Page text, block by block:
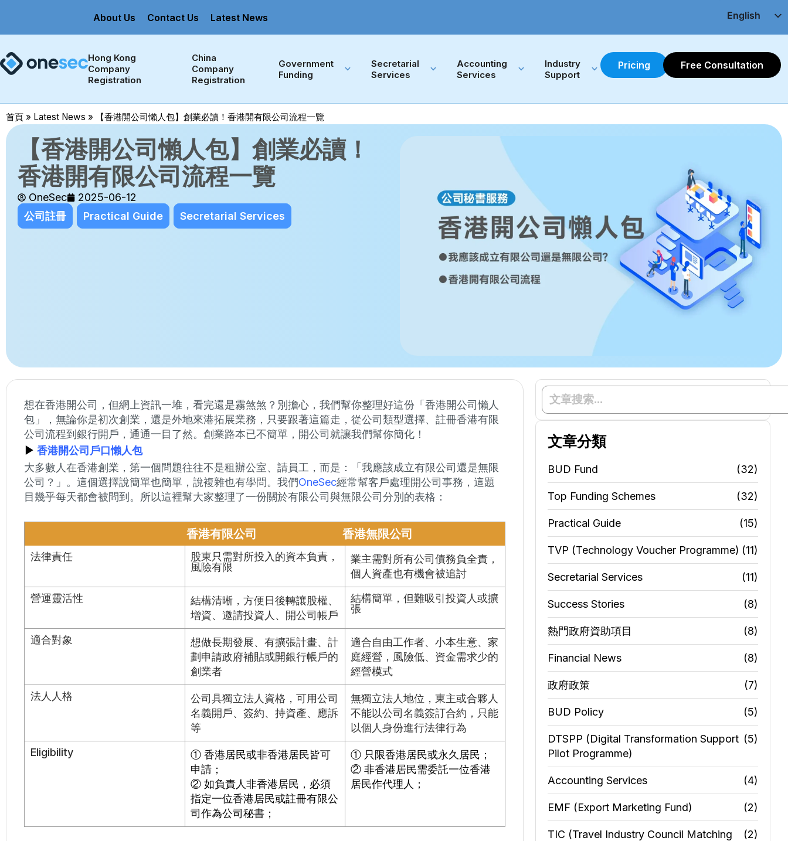
About Us Contact Us Latest News
English
Chinese(繁)
Hong Kong
Company
Registration
China
Company
Registration
Government
Funding
Secretarial
Services
Accounting
Services
Industry
Support
Pricing Free Consultation
首頁 » Latest News » 【香港開公司懶人包】創業必讀！香港開有限公司流程一覽
【香港開公司懶人包】創業必讀！
香港開有限公司流程一覽
OneSec
2025-06-12
公司註冊
Practical Guide Secretarial Services
想在香港開公司，但網上資訊一堆，看完還是霧煞煞？別擔心，我們幫你整理好這份「香港開公司懶人
包」，無論你是初次創業，還是外地來港拓展業務，只要跟著這篇走，從公司類型選擇、註冊香港有限
公司流程到銀行開戶，通通一目了然。創業路本已不簡單，開公司就讓我們幫你簡化！
▶ 香港開公司戶口懶人包
大多數人在香港創業，第一個問題往往不是租辦公室、請員工，而是：「我應該成立有限公司還是無限
公司？」。這個選擇說簡單也簡單，說複雜也有學問。我們OneSec經常幫客戶處理開公司事務，這題
目幾乎每天都會被問到。所以這裡幫大家整理了一份關於有限公司與無限公司分別的表格：
香港有限公司 香港無限公司
法律責任
股東只需對所投入的資本負責，
風險有限
業主需對所有公司債務負全責，
個人資產也有機會被追討
營運靈活性
結構清晰，方便日後轉讓股權、
增資、邀請投資人、開公司帳戶
結構簡單，但難吸引投資人或擴
張
適合對象
想做長期發展、有擴張計畫、計
劃申請政府補貼或開銀行帳戶的
創業者
適合自由工作者、小本生意、家
庭經營，風險低、資金需求少的
經營模式
法人人格
公司具獨立法人資格，可用公司
名義開戶、簽約、持資產、應訴
等
無獨立法人地位，東主或合夥人
不能以公司名義簽訂合約，只能
以個人身份進行法律行為
Eligibility
① 香港居民或非香港居民皆可
申請；
② 如負責人非香港居民，必須
指定一位香港居民或註冊有限公
司作為公司秘書；
① 只限香港居民或永久居民；
② 非香港居民需委託一位香港
居民作代理人；
文章分類
BUD Fund (32)
Top Funding Schemes (32)
Practical Guide (15)
TVP (Technology Voucher Programme) (11)
Secretarial Services (11)
Success Stories (8)
熱門政府資助項目 (8)
Financial News (8)
政府政策 (7)
BUD Policy (5)
DTSPP (Digital Transformation Support
Pilot Programme)
(5)
Accounting Services (4)
EMF (Export Marketing Fund) (2)
TIC (Travel Industry Council Matching
(2)